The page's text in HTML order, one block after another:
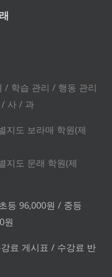
학습 관리 / 행동 관리
사 / 과
지도 보라매 학원(제
지도 문래 학원(제
등 96,000원 / 중등
원
료 게시표 / 수강료 반